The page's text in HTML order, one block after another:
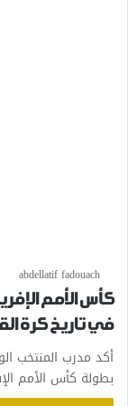
abdellatif fadouach
في تاريخ كرة
أكد مدرب المنتخب
بطولة كأس الأمم الإفريقية